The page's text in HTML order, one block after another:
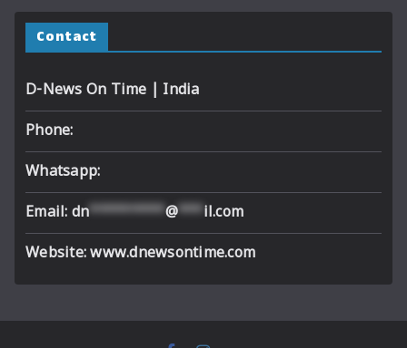
Contact
D-News On Time | India
Phone:
Whatsapp:
Email: dn*********@***il.com
Website: www.dnewsontime.com